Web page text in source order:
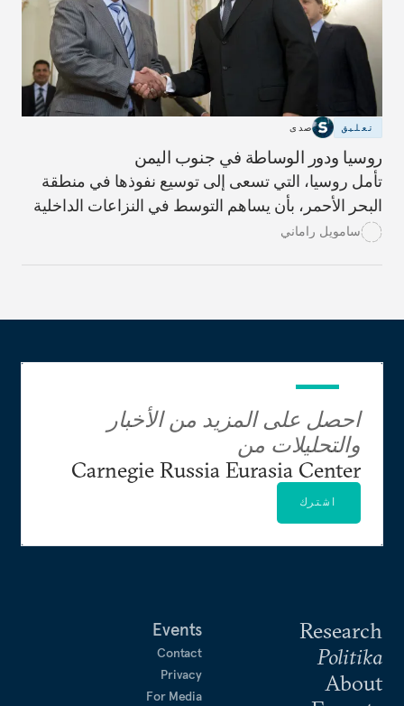
تعليق صدى
روسيا ودور الوساطة في جنوب اليمن
تأمل روسيا، التي تسعى إلى توسيع نفوذها في منطقة
البحر الأحمر، بأن يساهم التوسط في النزاعات الداخلية
في اليمن، في جعل المنطقة أكثر أماناً.
سامويل راماني
Research
Politika
About
Events
Contact
Privacy
For Media
احصل على المزيد من الأخبار
والتحليلات من
Carnegie Russia Eurasia Center
اشترك